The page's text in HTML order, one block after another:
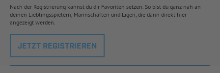
Nach der Registrierung kannst du dir Favoriten setzen. So bist du ganz nah an
deinen Lieblingsspielern, Mannschaften und Ligen, die dann direkt hier
angezeigt werden.
JETZT REGISTRIEREN